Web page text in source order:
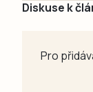
Diskuse k
Pro